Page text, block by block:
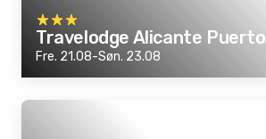
Travelodge Alicante Puerto
Fre. 21.08-Søn. 23.08